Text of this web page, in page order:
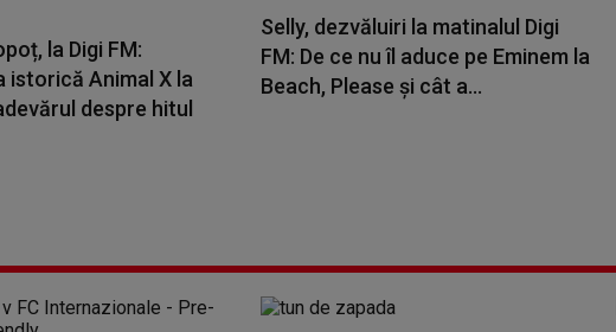
la Digi FM:
istorică Animal X la
despre hitul
Selly, dezvăluiri la matinalul Digi
FM: De ce nu îl aduce pe Eminem la
Beach, Please și cât a...